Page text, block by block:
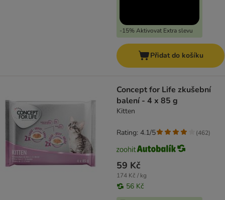
-15% Aktivovat Extra slevu
Přidat do košíku
Concept for Life zkušební
balení - 4 x 85 g
Kitten
59 Kč
174 Kč / kg
56 Kč
Rating: 4.1/5 (462)